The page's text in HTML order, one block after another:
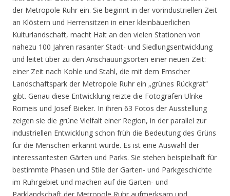
der Metropole Ruhr ein. Sie beginnt in der vorindustriellen Zeit
an Klöstern und Herrensitzen in einer kleinbäuerlichen
Kulturlandschaft, macht Halt an den vielen Stationen von
nahezu 100 Jahren rasanter Stadt- und Siedlungsentwicklung
und leitet über zu den Anschauungsorten einer neuen Zeit:
einer Zeit nach Kohle und Stahl, die mit dem Emscher
Landschaftspark der Metropole Ruhr ein „grünes Rückgrat“
gibt. Genau diese Entwicklung reizte die Fotografen Ulrike
Romeis und Josef Bieker. In ihren 63 Fotos der Ausstellung
zeigen sie die grüne Vielfalt einer Region, in der parallel zur
industriellen Entwicklung schon früh die Bedeutung des Grüns
für die Menschen erkannt wurde. Es ist eine Auswahl der
interessantesten Gärten und Parks. Sie stehen beispielhaft für
bestimmte Phasen und Stile der Garten- und Parkgeschichte
im Ruhrgebiet und machen auf die Garten- und